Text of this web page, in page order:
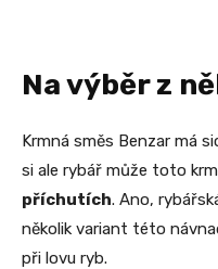
Na výběr z
Krmná směs Benzar má
si ale rybář může toto
příchutích. Ano,
několik variant této
při lovu ryb.